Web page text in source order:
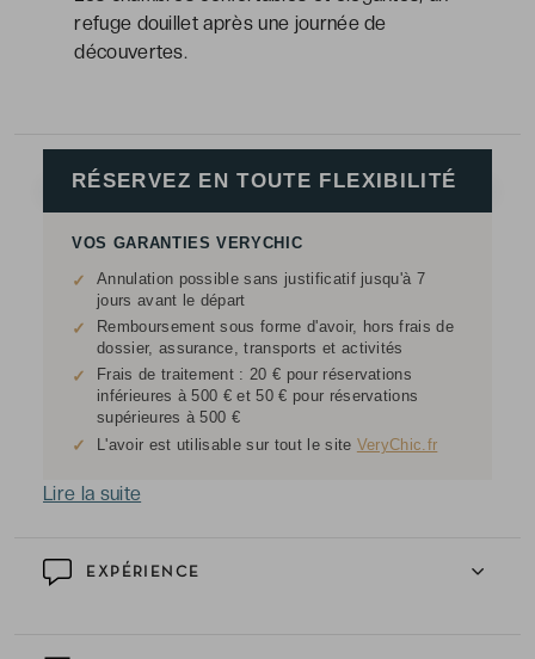
refuge douillet après une journée de
découvertes.
EXPÉRIENCE
RÉSERVEZ EN TOUTE FLEXIBILITÉ
VOS GARANTIES VERYCHIC
✓
Annulation possible sans justificatif jusqu'à 7
jours avant le départ
✓
Remboursement sous forme d'avoir, hors frais de
dossier, assurance, transports et activités
✓
Frais de traitement : 20 € pour réservations
inférieures à 500 € et 50 € pour réservations
supérieures à 500 €
✓ L'avoir est utilisable sur tout le site VeryChic.fr
Lire la suite